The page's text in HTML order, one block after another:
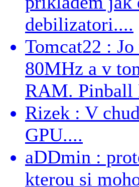
debilizatori....
Tomcat22 :
80MHz a v
RAM. Pinball
Rizek : V
GPU....
aDDmin :
kterou si